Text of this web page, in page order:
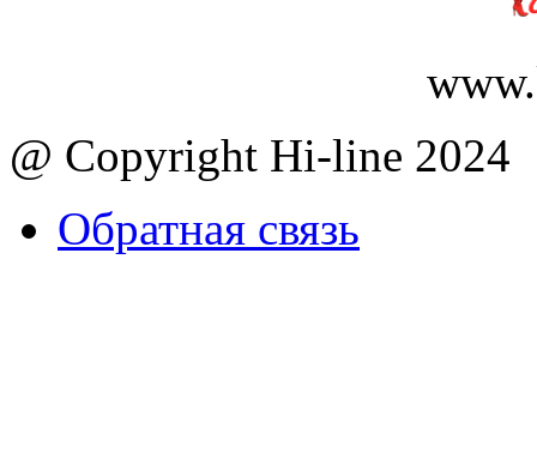
@ Copyright Hi-line 2024
Обратная связь